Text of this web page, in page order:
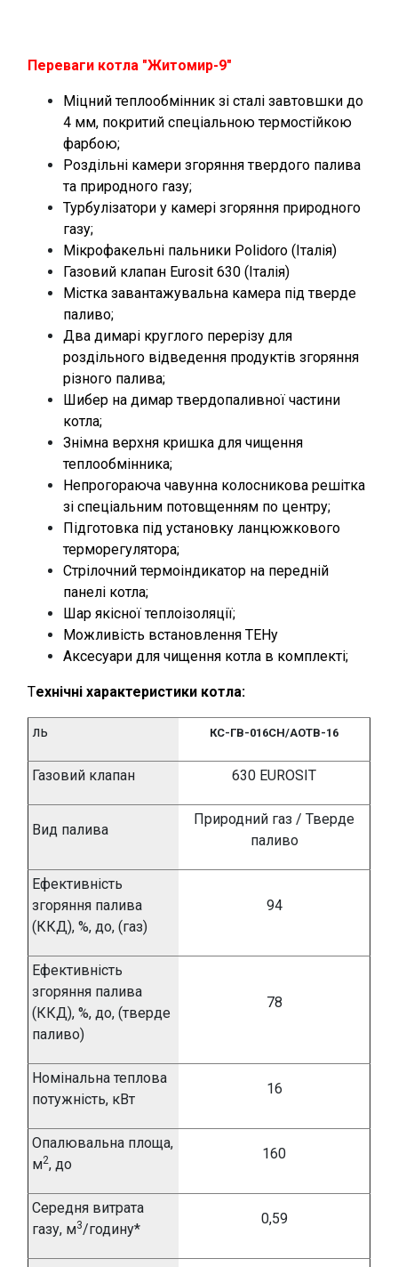
Переваги котла "Житомир-9"
Міцний теплообмінник зі сталі завтовшки до
4 мм, покритий спеціальною термостійкою
фарбою;
Роздільні камери згоряння твердого палива
та природного газу;
Турбулізатори у камері згоряння природного
газу;
Мікрофакельні пальники Polidoro (Італія)
Газовий клапан Eurosit 630 (Італія)
Містка завантажувальна камера під тверде
паливо;
Два димарі круглого перерізу для
роздільного відведення продуктів згоряння
різного палива;
Шибер на димар твердопаливної частини
котла;
Знімна верхня кришка для чищення
теплообмінника;
Непрогораюча чавунна колосникова решітка
зі спеціальним потовщенням по центру;
Підготовка під установку ланцюжкового
терморегулятора;
Стрілочний термоіндикатор на передній
панелі котла;
Шар якісної теплоізоляції;
Можливість встановлення ТЕНу
Аксесуари для чищення котла в комплекті;
Технічні характеристики котла:
ль КС-ГВ-016СН/АОТВ-16
Газовий клапан 630 EUROSIT
Вид палива
Природний газ / Тверде
паливо
Ефективність
згоряння палива
(ККД), %, до, (газ)
94
Ефективність
згоряння палива
(ККД), %, до, (тверде
паливо)
78
Номінальна теплова
потужність, кВт
16
Опалювальна площа,
м2, до
160
Середня витрата
газу, м3/годину*
0,59